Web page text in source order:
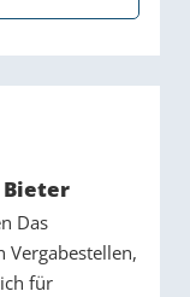
Das
für